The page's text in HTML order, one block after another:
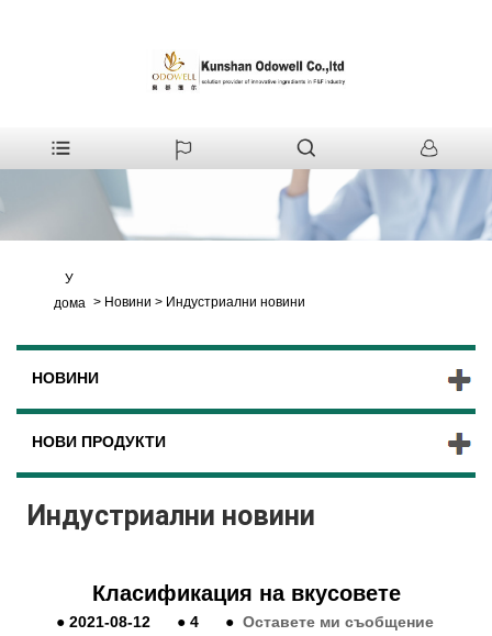
У
дома > Новини > Индустриални новини
НОВИНИ
НОВИ ПРОДУКТИ
Индустриални новини
Класификация на вкусовете
●2021-08-12 ●4 ● Оставете ми съобщение